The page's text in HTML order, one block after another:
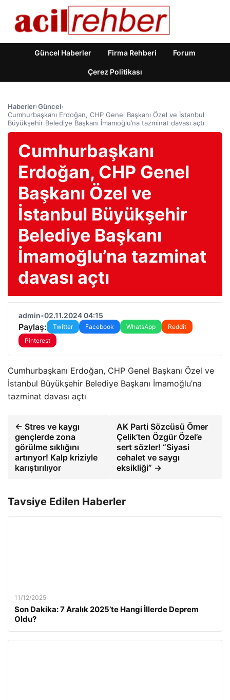
Güncel Haberler Firma Rehberi Forum
Çerez Politikası
Haberler›Güncel›
Cumhurbaşkanı Erdoğan, CHP Genel Başkanı Özel ve İstanbul
Büyükşehir Belediye Başkanı İmamoğlu’na tazminat davası açtı
Cumhurbaşkanı
Erdoğan, CHP Genel
Başkanı Özel ve
İstanbul Büyükşehir
Belediye Başkanı
İmamoğlu’na tazminat
davası açtı
admin•02.11.2024 04:15
Paylaş: Twitter Facebook WhatsApp
Reddit
Pinterest
Cumhurbaşkanı Erdoğan, CHP Genel Başkanı Özel ve
İstanbul Büyükşehir Belediye Başkanı İmamoğlu’na
tazminat davası açtı
← Stres ve kaygı
gençlerde zona
görülme sıklığını
artırıyor! Kalp kriziyle
karıştırılıyor
AK Parti Sözcüsü Ömer
Çelik’ten Özgür Özel’e
sert sözler! “Siyasi
cehalet ve saygı
eksikliği” →
Tavsiye Edilen Haberler
11/12/2025
Son Dakika: 7 Aralık 2025’te Hangi İllerde Deprem
Oldu?